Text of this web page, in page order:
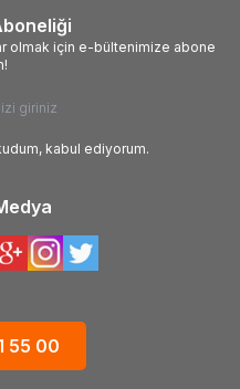
olmak için e-bültenimize abone
kabul ediyorum.
55 00